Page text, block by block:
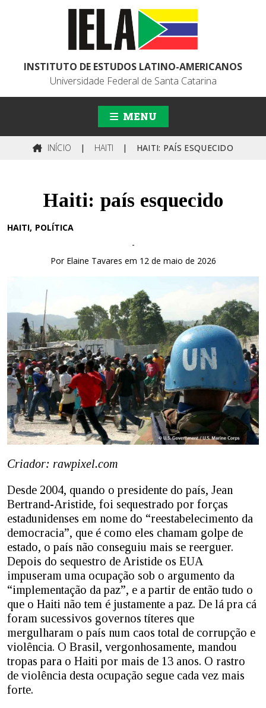
INSTITUTO DE ESTUDOS LATINO-AMERICANOS
Universidade Federal de Santa Catarina
MENU
INÍCIO | HAITI | HAITI: PAÍS ESQUECIDO
Haiti: país esquecido
HAITI POLÍTICA
-
Por Elaine Tavares em 12 de maio de 2026
Criador: rawpixel.com
Desde 2004, quando o presidente do país, Jean
Bertrand-Aristide, foi sequestrado por forças
estadunidenses em nome do “reestabelecimento da
democracia”, que é como eles chamam golpe de
estado, o país não conseguiu mais se reerguer.
Depois do sequestro de Aristide os EUA
impuseram uma ocupação sob o argumento da
“implementação da paz”, e a partir de então tudo o
que o Haiti não tem é justamente a paz. De lá pra cá
foram sucessivos governos títeres que
mergulharam o país num caos total de corrupção e
violência. O Brasil, vergonhosamente, mandou
tropas para o Haiti por mais de 13 anos. O rastro
de violência desta ocupação segue cada vez mais
forte.